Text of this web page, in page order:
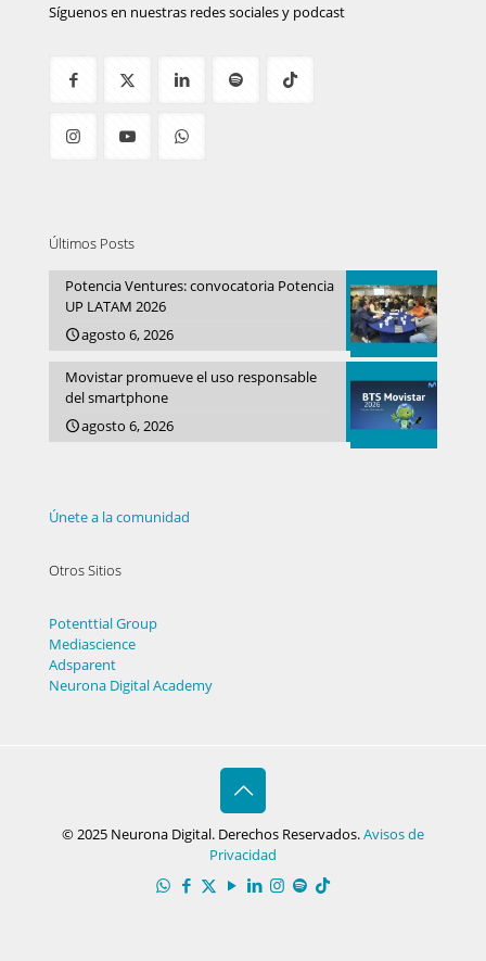
Síguenos en nuestras redes sociales y podcast
Últimos Posts
Potencia Ventures: convocatoria Potencia
UP LATAM 2026
agosto 6, 2026
Movistar promueve el uso responsable
del smartphone
agosto 6, 2026
Únete a la comunidad
Otros Sitios
Potenttial Group
Mediascience
Adsparent
Neurona Digital Academy
© 2025 Neurona Digital. Derechos Reservados.Avisos de
Privacidad